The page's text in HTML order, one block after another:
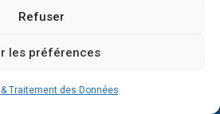
Refuser
les préférences
Traitement des Données